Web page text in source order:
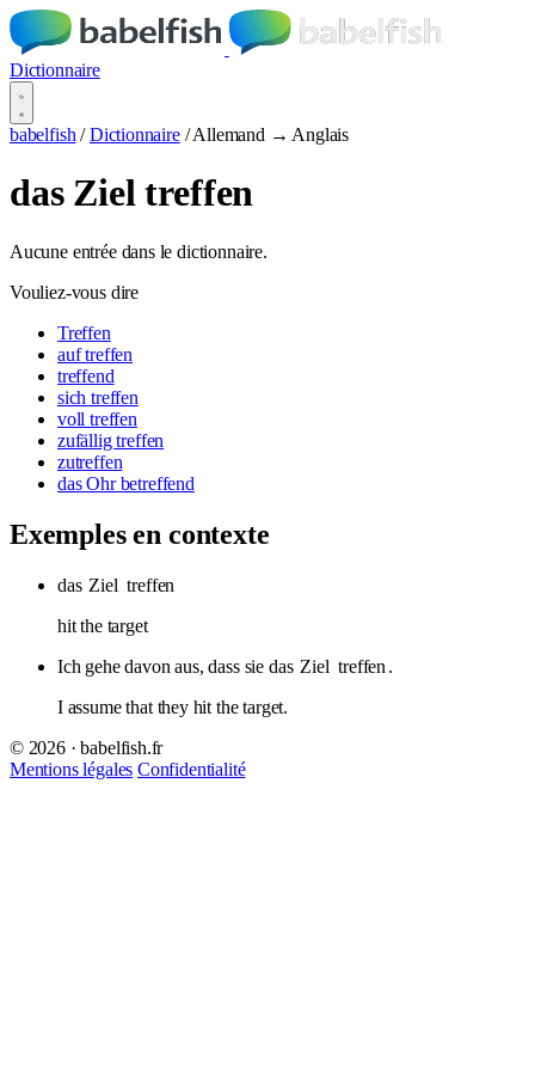
Dictionnaire
babelfish / Dictionnaire / Allemand → Anglais
das Ziel treffen
Aucune entrée dans le dictionnaire.
Vouliez-vous dire
Treffen
auf treffen
treffend
sich treffen
voll treffen
zufällig treffen
zutreffen
das Ohr betreffend
Exemples en contexte
das Ziel treffen
hit the target
Ich gehe davon aus, dass sie das Ziel treffen .
I assume that they hit the target.
© 2026 · babelfish.fr
Mentions légales Confidentialité